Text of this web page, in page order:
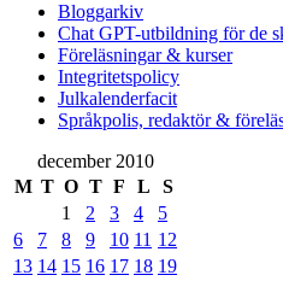
Bloggarkiv
Chat GPT-utbildning för de
Föreläsningar & kurser
Integritetspolicy
Julkalenderfacit
Språkpolis, redaktör &
Sidopanel
december 2010
M T O T F L
S
1
2 3 4
5
6
7 8 9 10 11 12
13 14 15 16 17 18 19